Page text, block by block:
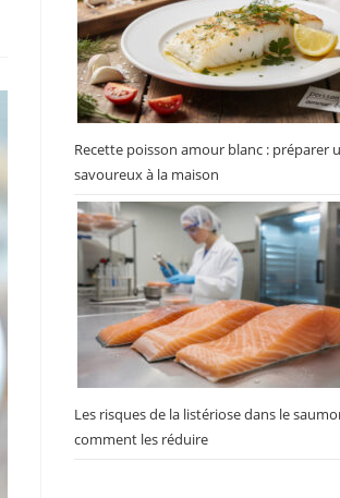
Recette poisson amour blanc : préparer
savoureux à la maison
Les risques de la listériose dans le
comment les réduire